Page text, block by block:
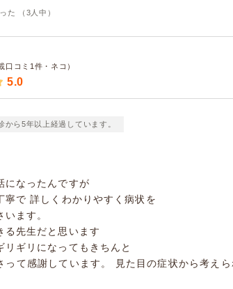
た （ 3 人中）
口コミ1件・ネコ）
5.0
から5年以上経過しています。
になったんですが
寧で 詳しくわかりやすく病状を
ます。
る先生だと思います
リギリになってもきちんと
って感謝しています。 見た目の症状から考え